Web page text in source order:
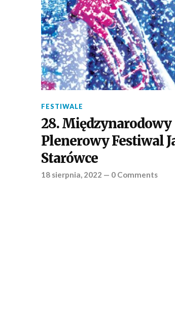
FESTIWALE
28. Międzynarodowy
Plenerowy Festiwal
Starówce
18 sierpnia, 2022 — 0 Comments